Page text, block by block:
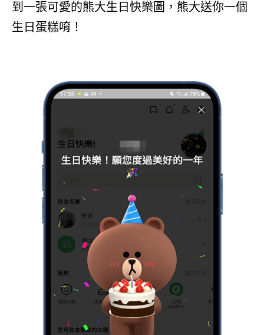
到一張可愛的熊大生日快樂圖，熊大送你一個
生日蛋糕唷！